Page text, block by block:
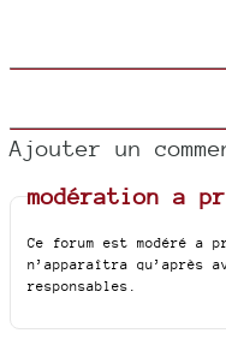
Ajouter un
modération a
Ce forum est modéré
n’apparaîtra qu’après
responsables.